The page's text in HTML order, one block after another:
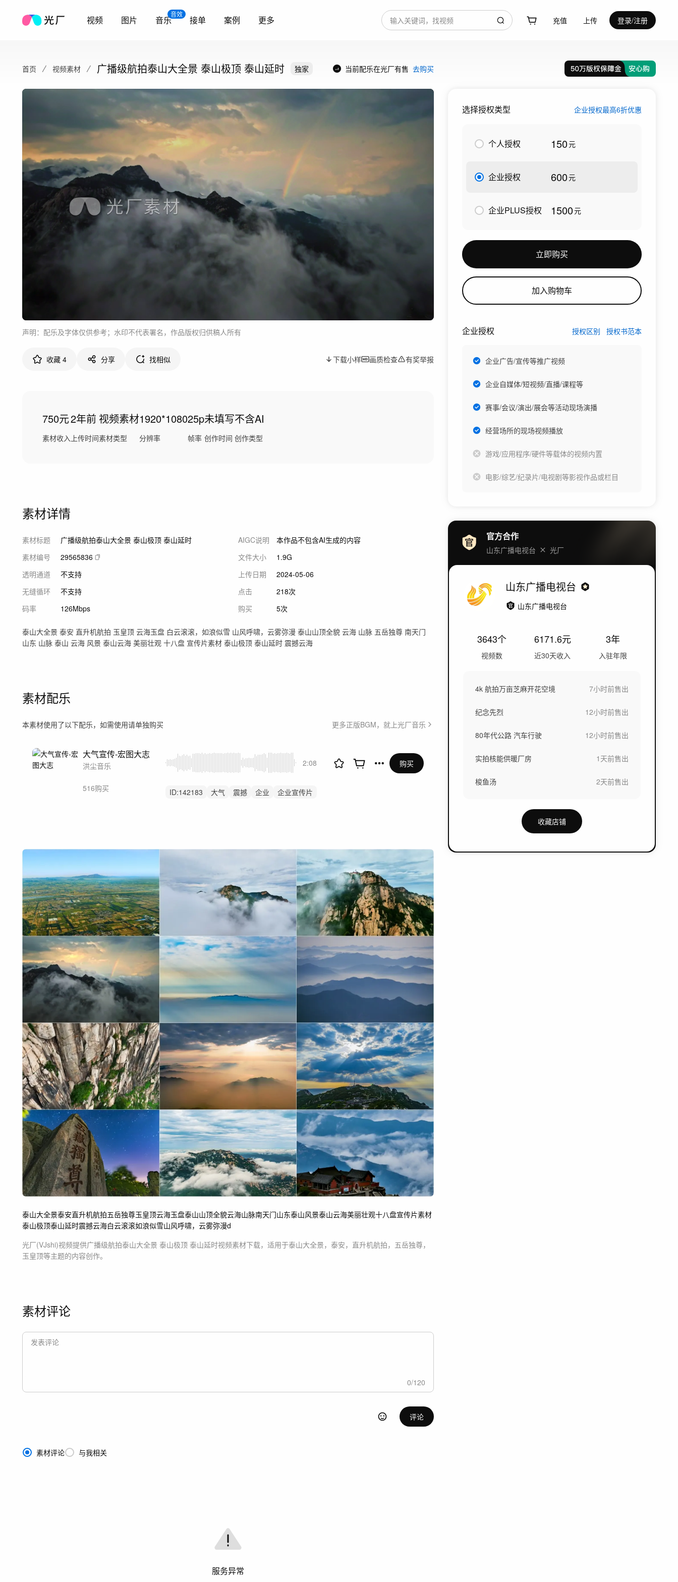
视频 图片
音效
音乐 接单 案例 更多 充值 上传 登录/注册
首页 视频素材 广播级航拍泰山大全景 泰山极顶 泰山延时 独家 当前配乐在光厂有售 去购买
声明：配乐及字体仅供参考；水印不代表署名，作品版权归供稿人所有
收藏 4 分享 找相似 下载小样 画质检查 有奖举报
750元
素材收入
2年前
上传时间
视频素材
素材类型
1920*1080
分辨率
25p
帧率
未填写
创作时间
不含AI
创作类型
素材详情
素材标题
广播级航拍泰山大全景 泰山极顶 泰山延时
素材编号
29565836
透明通道
不支持
无缝循环
不支持
码率
126Mbps
AIGC说明
本作品不包含AI生成的内容
文件大小
1.9G
上传日期
2024-05-06
点击
218次
购买
5次
泰山大全景 泰安 直升机航拍 玉皇顶 云海玉盘 白云滚滚，如浪似雪 山风呼啸，云雾弥漫 泰山山顶全貌 云海 山脉 五岳独尊 南天门
山东 山脉 泰山 云海 风景 泰山云海 美丽壮观 十八盘 宣传片素材 泰山极顶 泰山延时 震撼云海
素材配乐
本素材使用了以下配乐，如需使用请单独购买 更多正版BGM，就上光厂音乐
大气宣传-宏图大志
洪尘音乐
516购买
2:08
ID:142183 大气 震撼 企业
企业宣传片
购买
泰山大全景泰安直升机航拍五岳独尊玉皇顶云海玉盘泰山山顶全貌云海山脉南天门山东泰山风景泰山云海美丽壮观十八盘宣传片素材
泰山极顶泰山延时震撼云海白云滚滚如浪似雪山风呼啸，云雾弥漫d
光厂(VJshi)视频提供广播级航拍泰山大全景 泰山极顶 泰山延时视频素材下载，适用于泰山大全景，泰安，直升机航拍，五岳独尊，
玉皇顶等主题的内容创作。
素材评论
0/120
评论
素材评论 与我相关
服务异常
选择授权类型 企业授权最高6折优惠
个人授权 150元
企业授权 600元
企业PLUS授权 1500元
立即购买
加入购物车
企业授权 授权区别 授权书范本
企业广告/宣传等推广视频
企业自媒体/短视频/直播/课程等
赛事/会议/演出/展会等活动现场演播
经营场所的现场视频播放
游戏/应用程序/硬件等载体的视频内置
电影/综艺/纪录片/电视剧等影视作品或栏目
官方合作
山东广播电视台 光厂
山东广播电视台
山东广播电视台
3643个
视频数
6171.6元
近30天收入
3年
入驻年限
4k 航拍万亩芝麻开花空境 7小时前售出
纪念先烈 12小时前售出
80年代公路 汽车行驶 12小时前售出
实拍核能供暖厂房 1天前售出
梭鱼汤 2天前售出
收藏店铺